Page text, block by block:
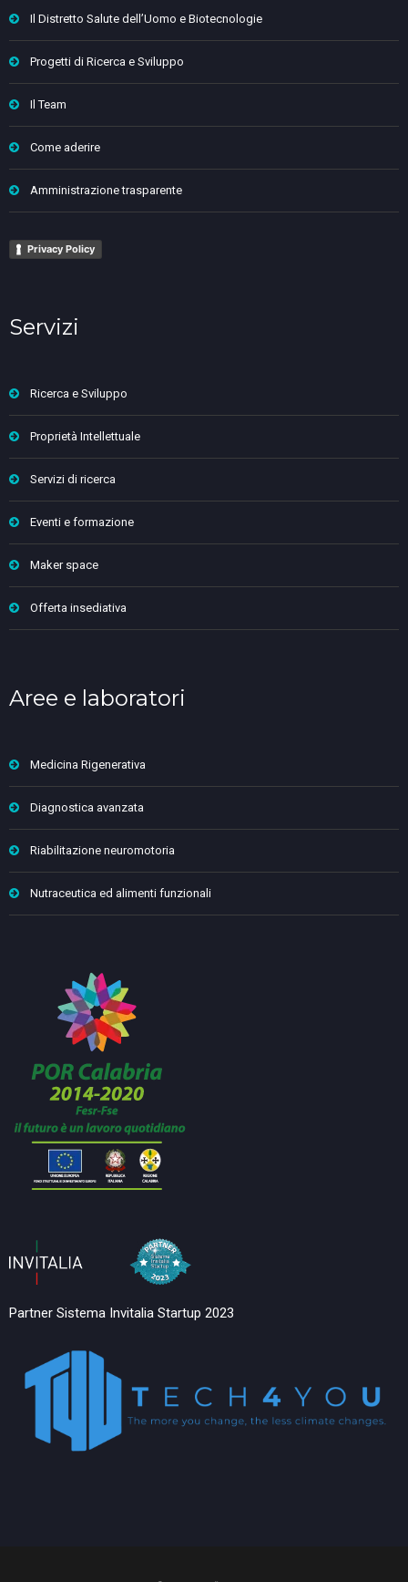
Il Distretto Salute dell’Uomo e Biotecnologie
Progetti di Ricerca e Sviluppo
Il Team
Come aderire
Amministrazione trasparente
Privacy Policy
Servizi
Ricerca e Sviluppo
Proprietà Intellettuale
Servizi di ricerca
Eventi e formazione
Maker space
Offerta insediativa
Aree e laboratori
Medicina Rigenerativa
Diagnostica avanzata
Riabilitazione neuromotoria
Nutraceutica ed alimenti funzionali
Partner Sistema Invitalia Startup 2023